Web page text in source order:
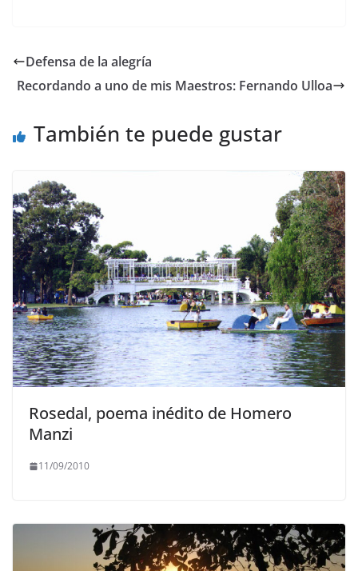
e
b
o
er l
A
p
a Li
k
Defensa de la alegría
Recordando a uno de mis Maestros: Fernando Ulloa
También te puede gustar
Rosedal, poema inédito de Homero
Manzi
11/09/2010